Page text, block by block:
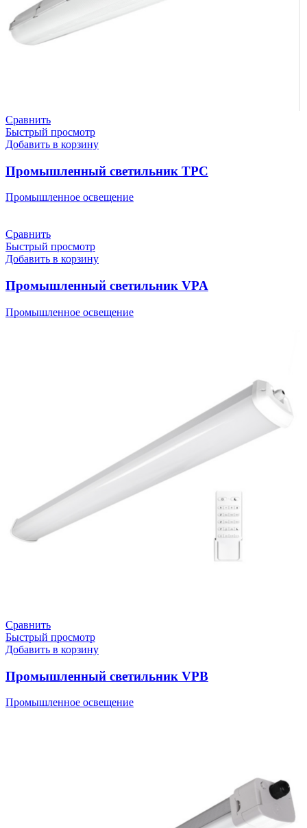
Сравнить
Быстрый просмотр
Добавить в корзину
Промышленный светильник TPC
Промышленное освещение
Сравнить
Быстрый просмотр
Добавить в корзину
Промышленный светильник VPA
Промышленное освещение
Сравнить
Быстрый просмотр
Добавить в корзину
Промышленный светильник VPB
Промышленное освещение